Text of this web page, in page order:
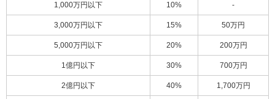
1,000万円以下 10% -
3,000万円以下 15% 50万円
5,000万円以下 20% 200万円
1億円以下 30% 700万円
2億円以下 40% 1,700万円